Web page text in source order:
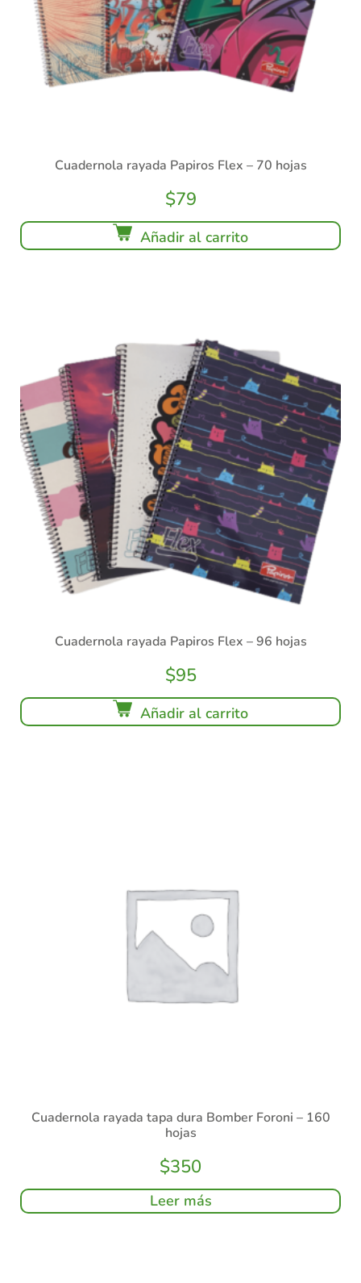
Cuadernola rayada Papiros Flex – 70 hojas
$79
Añadir al carrito
Cuadernola rayada Papiros Flex – 96 hojas
$95
Añadir al carrito
Cuadernola rayada tapa dura Bomber Foroni – 160
hojas
$350
Leer más